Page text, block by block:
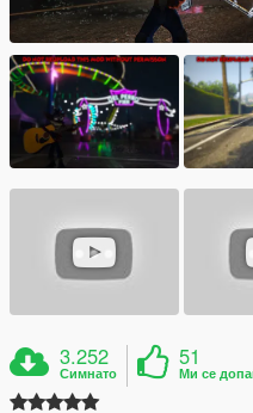
3.252
Симнато
51
Ми се